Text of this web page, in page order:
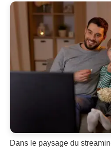
Dans le paysage du